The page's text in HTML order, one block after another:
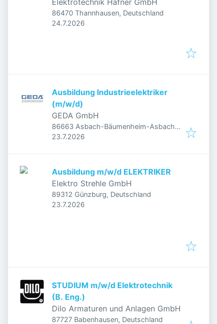
Elektrotechnik Hafner GmbH
86470 Thannhausen, Deutschland
Veröffentlicht
24.7.2026
Ausbildung Industrieelektriker
(m/w/d)
GEDA GmbH
86663 Asbach-Bäumenheim-Asbach,
Deutschland
Veröffentlicht
23.7.2026
Ausbildung m/w/d ELEKTRIKER
Elektro Strehle GmbH
89312 Günzburg, Deutschland
Veröffentlicht
23.7.2026
STUDIUM m/w/d Elektrotechnik
(B. Eng.)
Dilo Armaturen und Anlagen GmbH
87727 Babenhausen, Deutschland